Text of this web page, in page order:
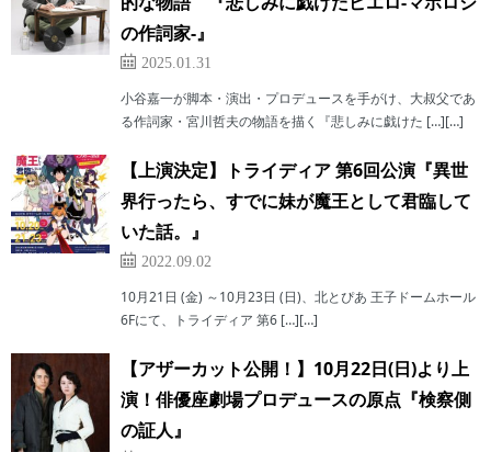
の作詞家-』
2025.01.31
小谷嘉一が脚本・演出・プロデュースを手がけ、大叔父であ
る作詞家・宮川哲夫の物語を描く『悲しみに戯けた […][…]
【上演決定】トライディア 第6回公演『異世
界行ったら、すでに妹が魔王として君臨して
いた話。』
2022.09.02
10月21日 (金) ～10月23日 (日)、北とぴあ 王子ドームホール
6Fにて、トライディア 第6 […][…]
【アザーカット公開！】10月22日(日)より上
演！俳優座劇場プロデュースの原点『検察側
の証人』